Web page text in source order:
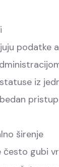
podatke
iz
širenje
gubi